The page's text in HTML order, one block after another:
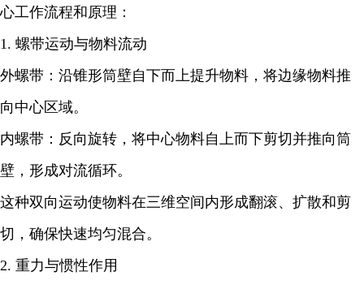
心工作流程和原理：
1. 螺带运动与物料流动
外螺带：沿锥形筒壁自下而上提升物料，将边缘物料推
向中心区域。
内螺带：反向旋转，将中心物料自上而下剪切并推向筒
壁，形成对流循环。
这种双向运动使物料在三维空间内形成翻滚、扩散和剪
切，确保快速均匀混合。
2. 重力与惯性作用